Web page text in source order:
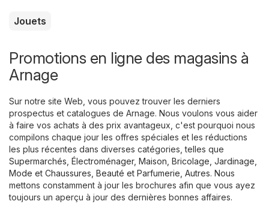
Jouets
Promotions en ligne des magasins à
Arnage
Sur notre site Web, vous pouvez trouver les derniers
prospectus et catalogues de Arnage. Nous voulons vous aider
à faire vos achats à des prix avantageux, c'est pourquoi nous
compilons chaque jour les offres spéciales et les réductions
les plus récentes dans diverses catégories, telles que
Supermarchés Électroménager, Maison, Bricolage, Jardinage
Mode et Chaussures Beauté et Parfumerie Autres. Nous
mettons constamment à jour les brochures afin que vous ayez
toujours un aperçu à jour des dernières bonnes affaires.